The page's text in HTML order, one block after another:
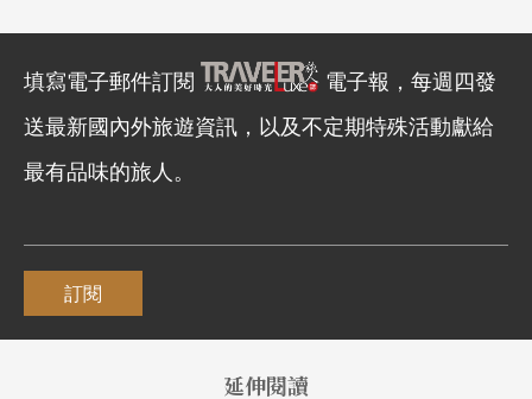
填寫電子郵件訂閱
電子報，每週四發
送最新國內外旅遊資訊，以及不定期特殊活動獻給
最有品味的旅人。
訂閱
延伸閱讀